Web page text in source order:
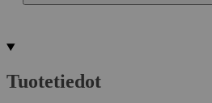
Tuotetiedot